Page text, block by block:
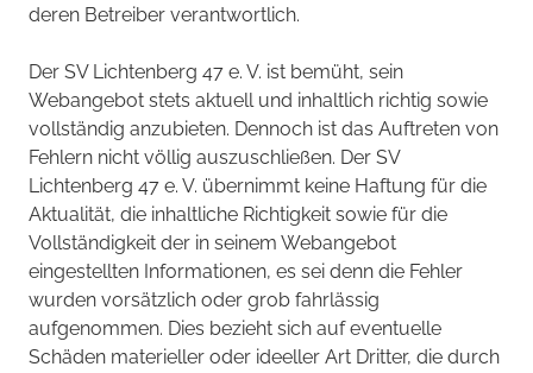
deren Betreiber verantwortlich.
Der SV Lichtenberg 47 e. V. ist bemüht, sein
Webangebot stets aktuell und inhaltlich richtig sowie
vollständig anzubieten. Dennoch ist das Auftreten von
Fehlern nicht völlig auszuschließen. Der SV
Lichtenberg 47 e. V. übernimmt keine Haftung für die
Aktualität, die inhaltliche Richtigkeit sowie für die
Vollständigkeit der in seinem Webangebot
eingestellten Informationen, es sei denn die Fehler
wurden vorsätzlich oder grob fahrlässig
aufgenommen. Dies bezieht sich auf eventuelle
Schäden materieller oder ideeller Art Dritter, die durch